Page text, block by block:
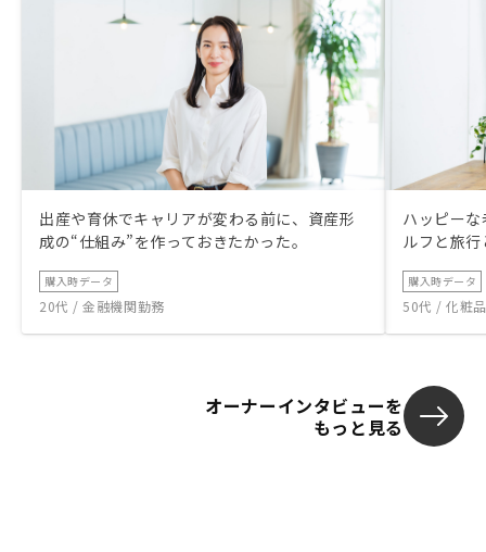
出産や育休でキャリアが変わる前に、資産形
成の“仕組み”を作っておきたかった。
購入時データ
20代 / 金融機関勤務
ハッピー
ルフと旅
購入時データ
50代 / 化粧
オーナーインタビューを
もっと見る